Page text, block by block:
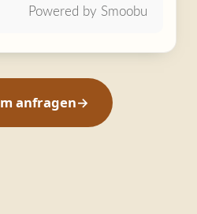
Powered by Smoobu
anfragen→